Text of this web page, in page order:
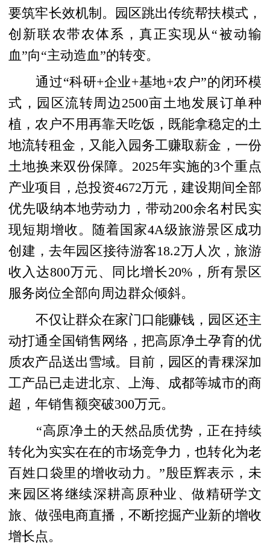
要筑牢长效机制。园区跳出传统帮扶模式，
创新联农带农体系，真正实现从“被动输
血”向“主动造血”的转变。
通过“科研+企业+基地+农户”的闭环模
式，园区流转周边2500亩土地发展订单种
植，农户不用再靠天吃饭，既能拿稳定的土
地流转租金，又能入园务工赚取薪金，一份
土地换来双份保障。2025年实施的3个重点
产业项目，总投资4672万元，建设期间全部
优先吸纳本地劳动力，带动200余名村民实
现短期增收。随着国家4A级旅游景区成功
创建，去年园区接待游客18.2万人次，旅游
收入达800万元、同比增长20%，所有景区
服务岗位全部向周边群众倾斜。
不仅让群众在家门口能赚钱，园区还主
动打通全国销售网络，把高原净土孕育的优
质农产品送出雪域。目前，园区的青稞深加
工产品已走进北京、上海、成都等城市的商
超，年销售额突破300万元。
“高原净土的天然品质优势，正在持续
转化为实实在在的市场竞争力，也转化为老
百姓口袋里的增收动力。”殷臣辉表示，未
来园区将继续深耕高原种业、做精研学文
旅、做强电商直播，不断挖掘产业新的增收
增长点。